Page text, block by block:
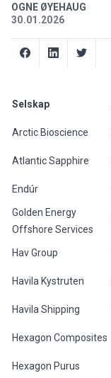
OGNE ØYEHAUG
30.01.2026
Selskap
Arctic Bioscience
Atlantic Sapphire
Endúr
Golden Energy
Offshore Services
Hav Group
Havila Kystruten
Havila Shipping
Hexagon Composites
Hexagon Purus